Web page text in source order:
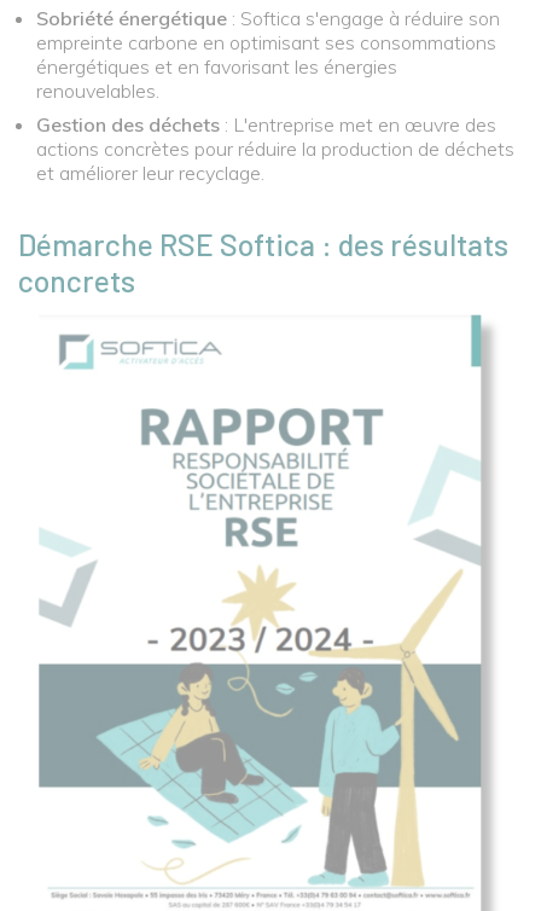
Sobriété énergétique : Softica s'engage à réduire son
empreinte carbone en optimisant ses consommations
énergétiques et en favorisant les énergies
renouvelables.
Gestion des déchets : L'entreprise met en œuvre des
actions concrètes pour réduire la production de déchets
et améliorer leur recyclage.
Démarche RSE Softica : des résultats
concrets